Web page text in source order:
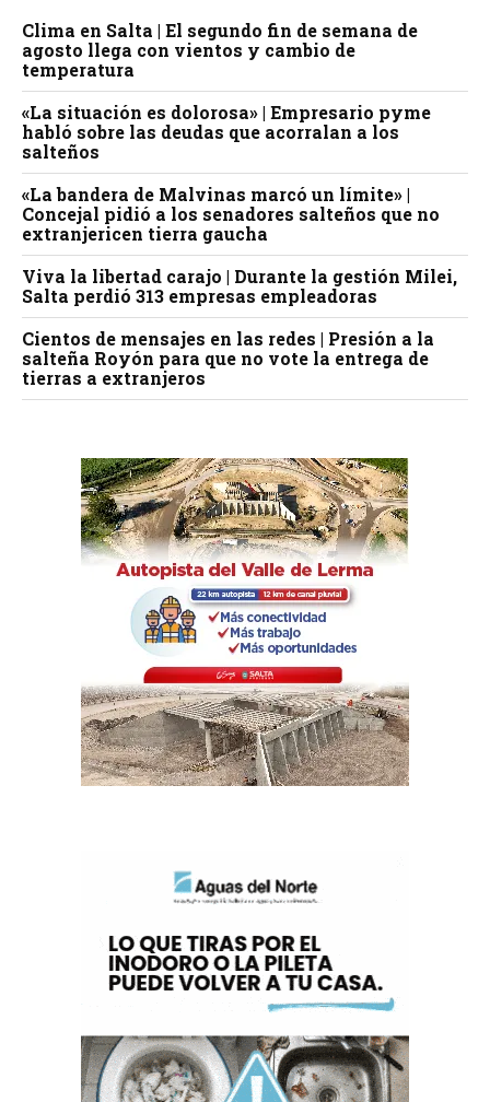
Clima en Salta | El segundo fin de semana de
agosto llega con vientos y cambio de
temperatura
«La situación es dolorosa» | Empresario pyme
habló sobre las deudas que acorralan a los
salteños
«La bandera de Malvinas marcó un límite» |
Concejal pidió a los senadores salteños que no
extranjericen tierra gaucha
Viva la libertad carajo | Durante la gestión Milei,
Salta perdió 313 empresas empleadoras
Cientos de mensajes en las redes | Presión a la
salteña Royón para que no vote la entrega de
tierras a extranjeros